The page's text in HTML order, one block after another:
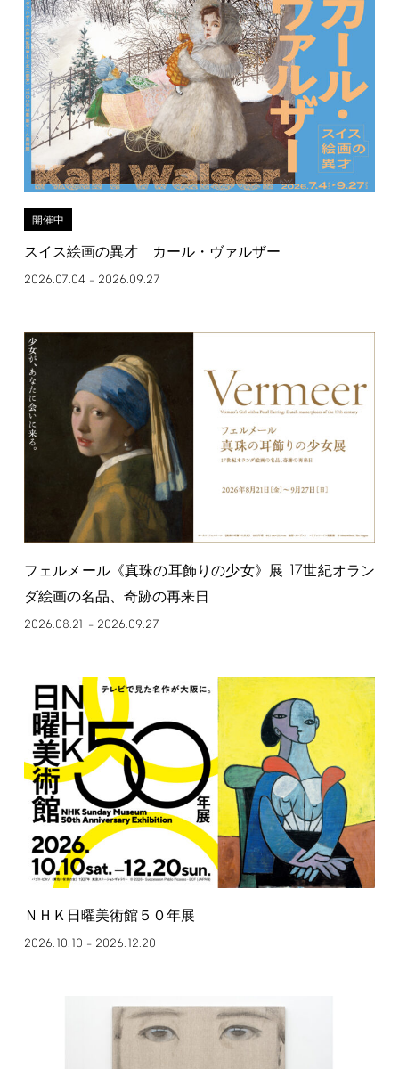
開催中
スイス絵画の異才 カール・ヴァルザー
2026.07.04– 2026.09.27
フェルメール《真珠の耳飾りの少女》展 17世紀オラン
ダ絵画の名品、奇跡の再来日
2026.08.21 – 2026.09.27
ＮＨＫ日曜美術館５０年展
2026.10.10 – 2026.12.20